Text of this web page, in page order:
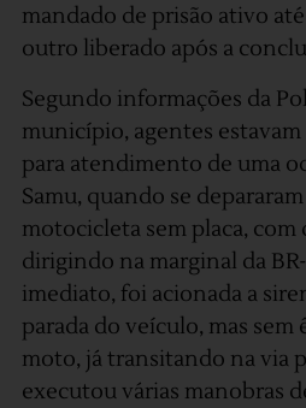
mandado de prisão ativo
outro liberado após a
Segundo informações da
município, agentes
para atendimento de uma
Samu, quando se
motocicleta sem placa, com
dirigindo na marginal da
imediato, foi acionada a
parada do veículo, mas
moto, já transitando na via
executou várias manobras